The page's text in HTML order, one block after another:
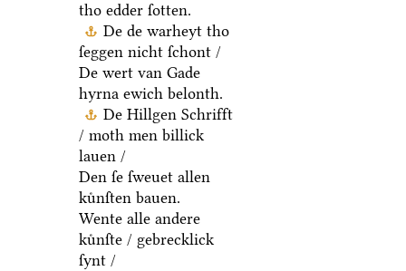
tho edder ſotten.
De de warheyt tho
ſeggen nicht ſchont /
De wert van Gade
hyrna ewich belonth.
De Hillgen Schrifft
/ moth men billick
lauen /
Den ſe ſweuet allen
kuͤnſten bauen.
Wente alle andere
kuͤnſte / gebrecklick
ſynt /